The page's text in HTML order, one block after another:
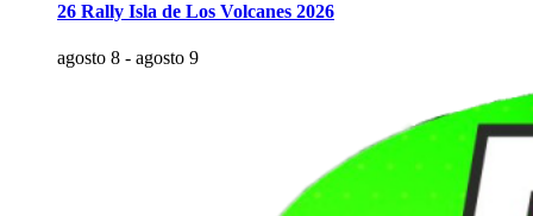
26 Rally Isla de Los Volcanes 2026
agosto 8 - agosto 9